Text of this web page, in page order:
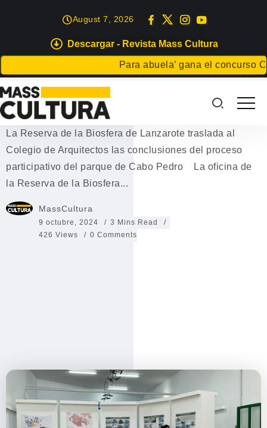
Descargar - Revista Mass Cultura
Para abuela’ gana el concurso
August 7, 2026
EVENTOS
Proceso participativo del parque
de Cabo Pedro
La Reserva de la Biosfera de Lanzarote traslada al
Colegio de Arquitectos las conclusiones del proceso
participativo del parque de Cabo Pedro La oficina de
la Reserva de la Biosfera...
MassCultura
9 octubre, 2024
3 Mins Read
426 Views
0 Comments